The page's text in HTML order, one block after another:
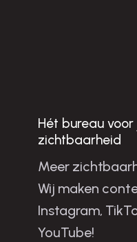
t
t
Hét bureau
zichtbaarheid
Meer
Wij maken
Instagram,
YouTube!